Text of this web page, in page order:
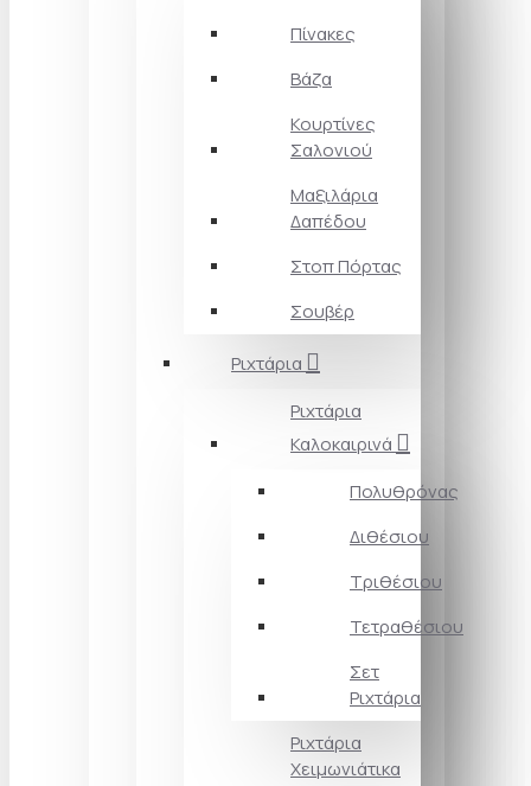
Πίνακες
Βάζα
Κουρτίνες
Σαλονιού
Μαξιλάρια
Δαπέδου
Στοπ Πόρτας
Σουβέρ
Ριχτάρια
Ριχτάρια
Καλοκαιρινά
Πολυθρόνας
Διθέσιου
Τριθέσιου
Τετραθέσιου
Σετ
Ριχτάρια
Ριχτάρια
Χειμωνιάτικα